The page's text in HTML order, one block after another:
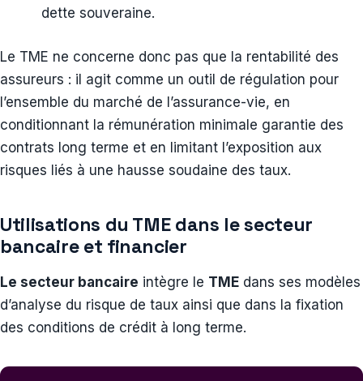
dette souveraine.
Le TME ne concerne donc pas que la rentabilité des
assureurs : il agit comme un outil de régulation pour
l’ensemble du marché de l’assurance-vie, en
conditionnant la rémunération minimale garantie des
contrats long terme et en limitant l’exposition aux
risques liés à une hausse soudaine des taux.
Utilisations du TME dans le secteur
bancaire et financier
Le secteur bancaire intègre le TME dans ses modèles
d’analyse du risque de taux ainsi que dans la fixation
des conditions de crédit à long terme.